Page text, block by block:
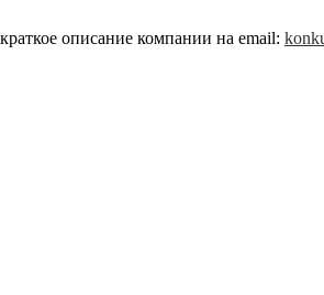
описание компании на email: